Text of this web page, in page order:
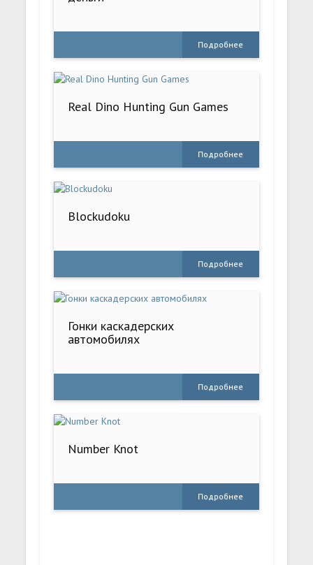
Подробнее
Real Dino Hunting Gun Games
Подробнее
Blockudoku
Подробнее
Гонки каскадерских
автомобилях
Подробнее
Number Knot
Подробнее